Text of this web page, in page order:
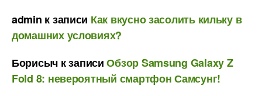
admin к записи Как вкусно засолить кильку в
домашних условиях?
Борисыч к записиОбзор Samsung Galaxy Z
Fold 8: невероятный смартфон Самсунг!